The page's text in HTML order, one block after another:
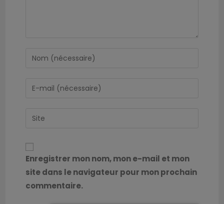
Enregistrer mon nom, mon e-mail et mon
site dans le navigateur pour mon prochain
commentaire.